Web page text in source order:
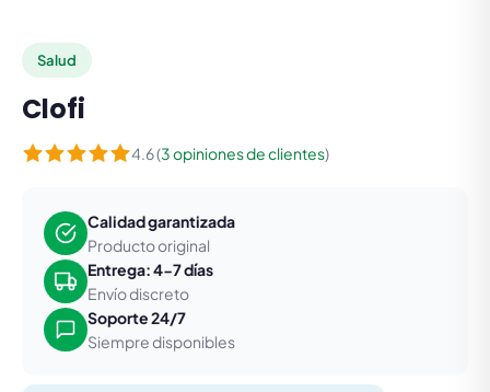
Salud
Clofi
4.6 (3 opiniones de clientes)
Calidad garantizada
Producto original
Entrega: 4-7 días
Envío discreto
Soporte 24/7
Siempre disponibles